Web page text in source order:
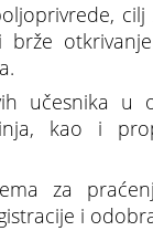
učesnika u
kao i
za
i